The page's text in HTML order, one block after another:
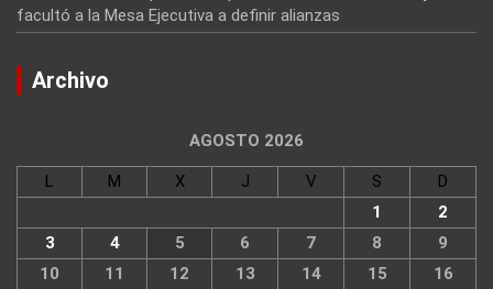
facultó a la Mesa Ejecutiva a definir alianzas
Archivo
AGOSTO 2026
L M X J V S
D
1
2
3
4 5 6 7 8
9
10
11 12 13 14 15
16